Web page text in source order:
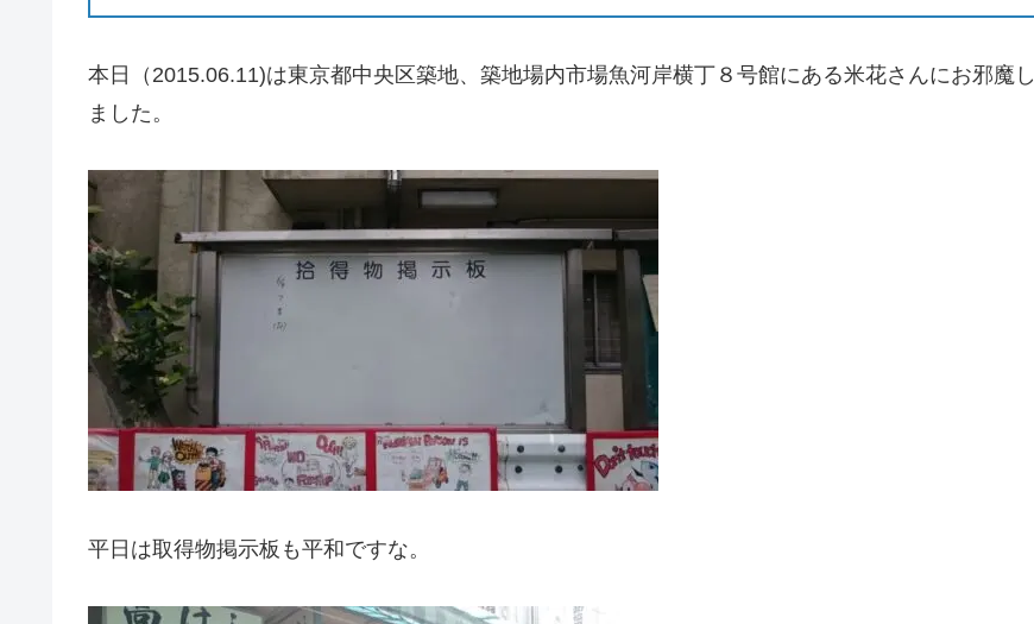
本日（2015.06.11)は東京都中央区築地、築地場内市場魚河岸横丁８号館にある米花さんにお邪魔し
ました。
平日は取得物掲示板も平和ですな。